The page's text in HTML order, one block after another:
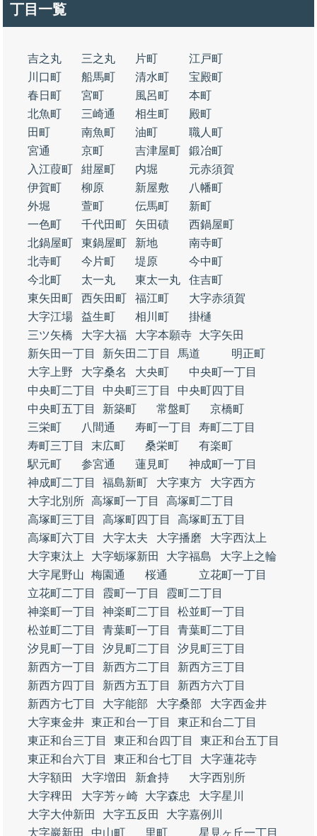
丁目一覧
吉之丸 三之丸 片町
江戸町
川口町
船馬町 清水町
宝殿町
春日町
宮町 風呂町
本町
北魚町
三崎通 相生町
殿町
田町
南魚町 油町
職人町
宮通
京町 吉津屋町
鍛冶町
入江葭町
紺屋町 内堀
元赤須賀
伊賀町
柳原 新屋敷
八幡町
外堀
萱町 伝馬町
新町
一色町
千代田町 矢田磧
西鍋屋町
北鍋屋町
東鍋屋町 新地
南寺町
北寺町
今片町 堤原
今中町
今北町
太一丸 東太一丸
住吉町
東矢田町
西矢田町 福江町
大字赤須賀
大字江場
益生町 相川町
掛樋
三ツ矢橋
大字大福 大字本願寺
大字矢田
新矢田一丁目
新矢田二丁目 馬道
明正町
大字上野
大字桑名 大央町
中央町一丁目
中央町二丁目
中央町三丁目
中央町四丁目
中央町五丁目
新築町 常盤町
京橋町
三栄町
八間通 寿町一丁目
寿町二丁目
寿町三丁目
末広町 桑栄町
有楽町
駅元町
参宮通 蓮見町
神成町一丁目
神成町二丁目
福島新町 大字東方
大字西方
大字北別所 高塚町一丁目
高塚町二丁目
高塚町三丁目
高塚町四丁目
高塚町五丁目
高塚町六丁目
大字太夫 大字播磨
大字西汰上
大字東汰上
大字蛎塚新田 大字福島
大字上之輪
大字尾野山
梅園通 桜通
立花町一丁目
立花町二丁目
霞町一丁目
霞町二丁目
神楽町一丁目
神楽町二丁目
松並町一丁目
松並町二丁目
青葉町一丁目
青葉町二丁目
汐見町一丁目
汐見町二丁目
汐見町三丁目
新西方一丁目
新西方二丁目
新西方三丁目
新西方四丁目
新西方五丁目
新西方六丁目
新西方七丁目
大字能部 大字桑部
大字西金井
大字東金井 東正和台一丁目
東正和台二丁目
東正和台三丁目
東正和台四丁目
東正和台五丁目
東正和台六丁目
東正和台七丁目
大字蓮花寺
大字額田
大字増田 新倉持
大字西別所
大字稗田
大字芳ヶ崎 大字森忠
大字星川
大字大仲新田
大字五反田
大字嘉例川
大字巖新田
中山町 里町
星見ヶ丘一丁目